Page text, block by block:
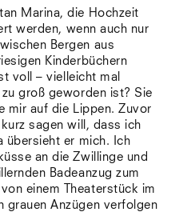
Lio
Lissabon
NYC
Paris
Sonnenbühl
Straßburg
Stuttgart
Sylt
Vellexon
Venedig
Zürich
Offenes Buch
Marina, die Hochzeit
werden, wenn auch nur
Bergen aus
Kinderbüchern
voll – vielleicht mal
groß geworden ist? Sie
mir auf die Lippen. Zuvor
sagen will, dass ich
übersieht er mich. Ich
an die Zwillinge und
Badeanzug zum
einem Theaterstück im
grauen Anzügen verfolgen